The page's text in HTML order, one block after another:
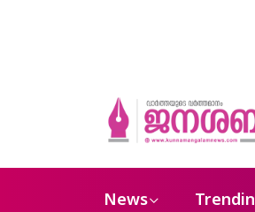
News